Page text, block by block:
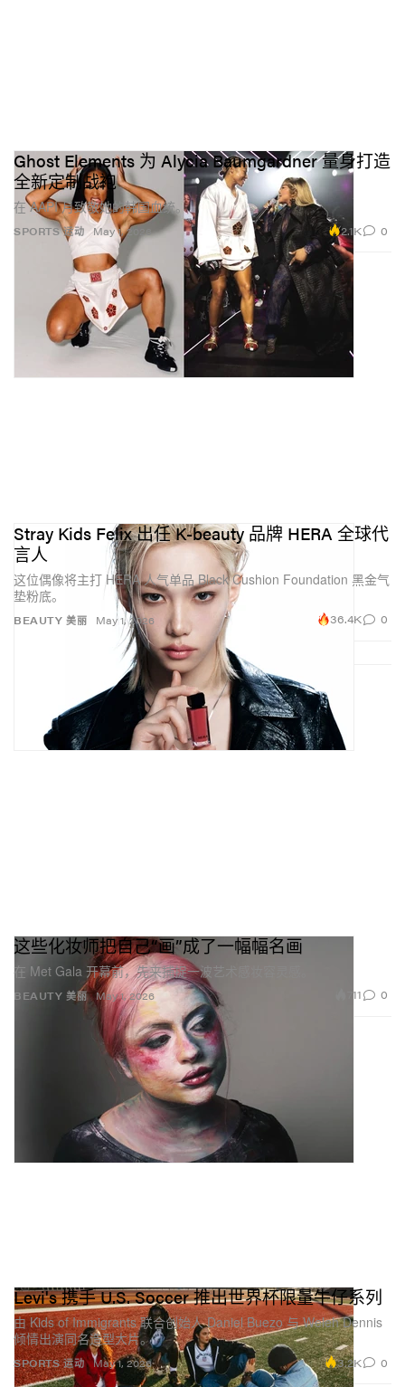
SPORTS 运动
Ghost Elements 为 Alycia Baumgardner 量身打造
全新定制战袍
在 AAPI 月致敬她的韩国血统。
May 1, 2026 2.1K 0
BEAUTY 美丽
Stray Kids Felix 出任 K-beauty 品牌 HERA 全球代
言人
这位偶像将主打 HERA 人气单品 Black Cushion Foundation 黑金气
垫粉底。
May 1, 2026 36.4K 0
BEAUTY 美丽
这些化妆师把自己“画”成了一幅幅名画
在 Met Gala 开幕前，先来捕捉一波艺术感妆容灵感。
May 1, 2026 711 0
SPORTS 运动
Levi's 携手 U.S. Soccer 推出世界杯限量牛仔系列
由 Kids of Immigrants 联合创始人 Daniel Buezo 与 Weleh Dennis
倾情出演同名造型大片。
May 1, 2026 3.2K 0